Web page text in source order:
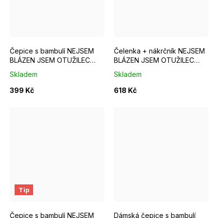
Čepice s bambulí NEJSEM
BLÁZEN JSEM OTUŽILEC
Skladem
399 Kč
Čelenka + nákrčník NEJSEM
BLÁZEN JSEM OTUŽILEC
Skladem
618 Kč
Tip
Čepice s bambulí NEJSEM Dámská čepice s bambulí